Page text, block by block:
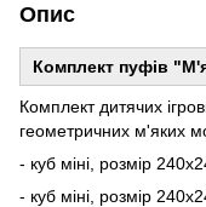
Опис
Комплект пуфів
Комплект дитячих
геометричних м'яких
- куб міні, розмір
- куб міні, розмір